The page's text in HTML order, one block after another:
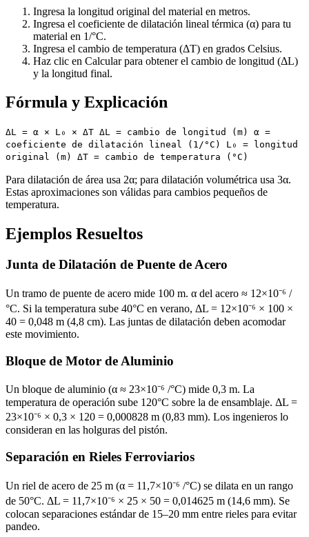
Ingresa la longitud original del material en metros.
Ingresa el coeficiente de dilatación lineal térmica (α) para tu
material en 1/°C.
Ingresa el cambio de temperatura (ΔT) en grados Celsius.
Haz clic en Calcular para obtener el cambio de longitud (ΔL)
y la longitud final.
Fórmula y Explicación
ΔL = α × L₀ × ΔT ΔL = cambio de longitud (m) α =
coeficiente de dilatación lineal (1/°C) L₀ = longitud
original (m) ΔT = cambio de temperatura (°C)
Para dilatación de área usa 2α; para dilatación volumétrica usa 3α.
Estas aproximaciones son válidas para cambios pequeños de
temperatura.
Ejemplos Resueltos
Junta de Dilatación de Puente de Acero
Un tramo de puente de acero mide 100 m. α del acero ≈ 12×10⁻⁶ /
°C. Si la temperatura sube 40°C en verano, ΔL = 12×10⁻⁶ × 100 ×
40 = 0,048 m (4,8 cm). Las juntas de dilatación deben acomodar
este movimiento.
Bloque de Motor de Aluminio
Un bloque de aluminio (α ≈ 23×10⁻⁶ /°C) mide 0,3 m. La
temperatura de operación sube 120°C sobre la de ensamblaje. ΔL =
23×10⁻⁶ × 0,3 × 120 = 0,000828 m (0,83 mm). Los ingenieros lo
consideran en las holguras del pistón.
Separación en Rieles Ferroviarios
Un riel de acero de 25 m (α = 11,7×10⁻⁶ /°C) se dilata en un rango
de 50°C. ΔL = 11,7×10⁻⁶ × 25 × 50 = 0,014625 m (14,6 mm). Se
colocan separaciones estándar de 15–20 mm entre rieles para evitar
pandeo.